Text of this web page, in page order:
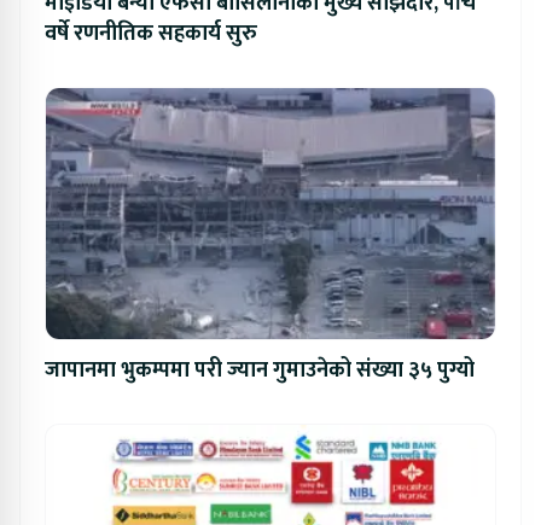
वर्षे रणनीतिक सहकार्य सुरु
जापानमा भुकम्पमा परी ज्यान गुमाउनेको संख्या ३५ पुग्यो